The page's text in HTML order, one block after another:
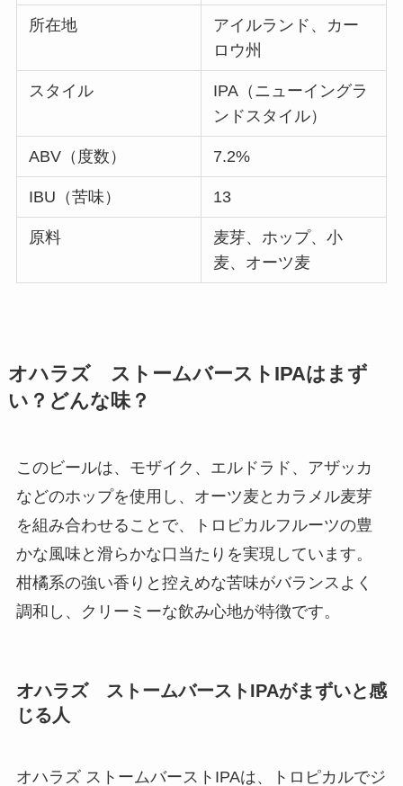
所在地
アイルランド、カー
ロウ州
スタイル
IPA（ニューイングラ
ンドスタイル）
ABV（度数） 7.2%
IBU（苦味） 13
原料
麦芽、ホップ、小
麦、オーツ麦
オハラズ ストームバーストIPAはまず
い？どんな味？
このビールは、モザイク、エルドラド、アザッカ
などのホップを使用し、オーツ麦とカラメル麦芽
を組み合わせることで、トロピカルフルーツの豊
かな風味と滑らかな口当たりを実現しています。
柑橘系の強い香りと控えめな苦味がバランスよく
調和し、クリーミーな飲み心地が特徴です。
オハラズ ストームバーストIPAがまずいと感
じる人
オハラズ ストームバーストIPAは、トロピカルでジ